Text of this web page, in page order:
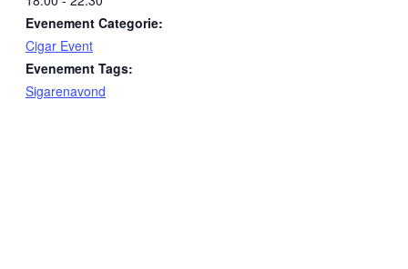
Evenement Categorie:
Cigar Event
Evenement Tags:
Sigarenavond